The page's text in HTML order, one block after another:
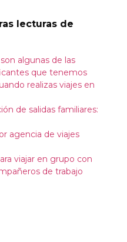
lecturas de
algunas de las
que tenemos
realizas viajes en
de salidas familiares:
agencia de viajes
viajar en grupo con
de trabajo